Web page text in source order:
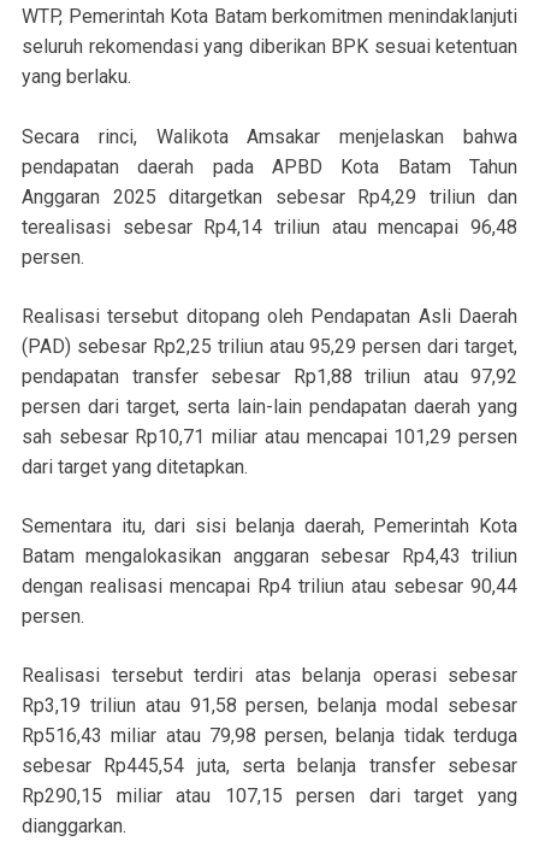
WTP, Pemerintah Kota Batam berkomitmen menindaklanjuti
seluruh rekomendasi yang diberikan BPK sesuai ketentuan
yang berlaku.
Secara rinci, Walikota Amsakar menjelaskan bahwa
pendapatan daerah pada APBD Kota Batam Tahun
Anggaran 2025 ditargetkan sebesar Rp4,29 triliun dan
terealisasi sebesar Rp4,14 triliun atau mencapai 96,48
persen.
Realisasi tersebut ditopang oleh Pendapatan Asli Daerah
(PAD) sebesar Rp2,25 triliun atau 95,29 persen dari target,
pendapatan transfer sebesar Rp1,88 triliun atau 97,92
persen dari target, serta lain-lain pendapatan daerah yang
sah sebesar Rp10,71 miliar atau mencapai 101,29 persen
dari target yang ditetapkan.
Sementara itu, dari sisi belanja daerah, Pemerintah Kota
Batam mengalokasikan anggaran sebesar Rp4,43 triliun
dengan realisasi mencapai Rp4 triliun atau sebesar 90,44
persen.
Realisasi tersebut terdiri atas belanja operasi sebesar
Rp3,19 triliun atau 91,58 persen, belanja modal sebesar
Rp516,43 miliar atau 79,98 persen, belanja tidak terduga
sebesar Rp445,54 juta, serta belanja transfer sebesar
Rp290,15 miliar atau 107,15 persen dari target yang
dianggarkan.